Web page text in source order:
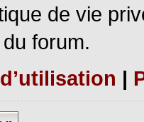
de vie
forum.
|